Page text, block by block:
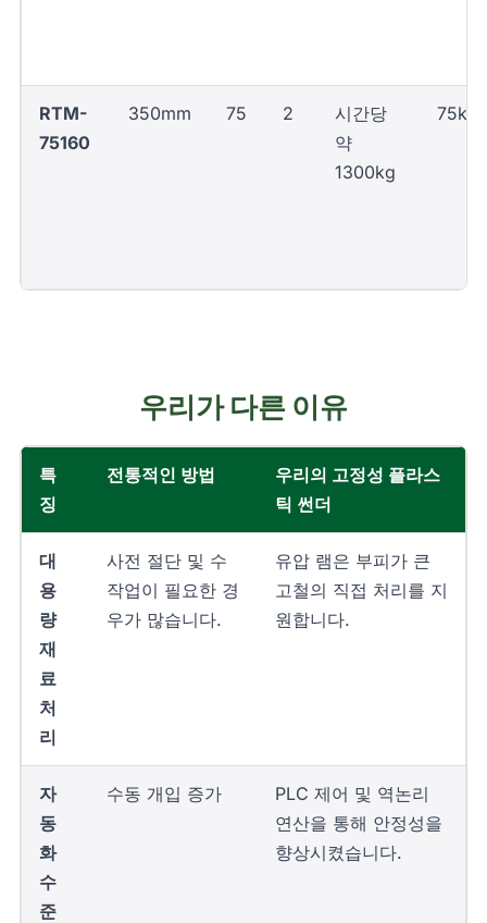
RTM-
75160
350mm 75 2
시간당
약
1300kg
75kW
우리가 다른 이유
특
징
전통적인 방법
우리의 고정성 플라스
틱 썬더
대
용
량
재
료
처
리
사전 절단 및 수
작업이 필요한 경
우가 많습니다.
유압 램은 부피가 큰
고철의 직접 처리를 지
원합니다.
자
동
화
수
준
수동 개입 증가
PLC 제어 및 역논리
연산을 통해 안정성을
향상시켰습니다.